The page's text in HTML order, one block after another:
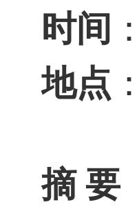
时间
地点
摘要